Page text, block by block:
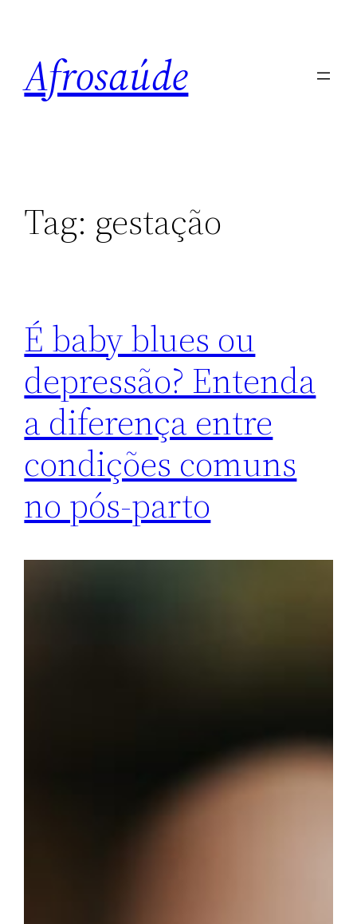
conteúdo
Afrosaúde
Tag: gestação
É baby blues ou
depressão? Entenda
a diferença entre
condições comuns
no pós-parto